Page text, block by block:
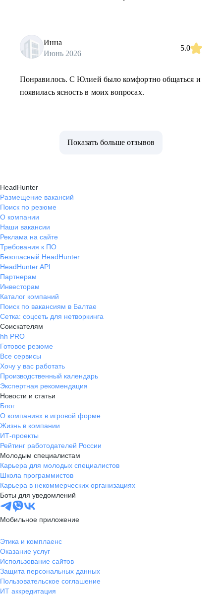
Инна
Июнь 2026
5.0
Понравилось. С Юлией было комфортно общаться и
появилась ясность в моих вопросах.
Показать больше отзывов
HeadHunter
Размещение вакансий
Поиск по резюме
О компании
Наши вакансии
Реклама на сайте
Требования к ПО
Безопасный HeadHunter
HeadHunter API
Партнерам
Инвесторам
Каталог компаний
Поиск по вакансиям в Балтае
Сетка: соцсеть для нетворкинга
Соискателям
hh PRO
Готовое резюме
Все сервисы
Хочу у вас работать
Производственный календарь
Экспертная рекомендация
Новости и статьи
Блог
О компаниях в игровой форме
Жизнь в компании
ИТ-проекты
Рейтинг работодателей России
Молодым специалистам
Карьера для молодых специалистов
Школа программистов
Карьера в некоммерческих организациях
Боты для уведомлений
Мобильное приложение
Этика и комплаенс
Оказание услуг
Использование сайтов
Защита персональных данных
Пользовательское соглашение
ИТ аккредитация